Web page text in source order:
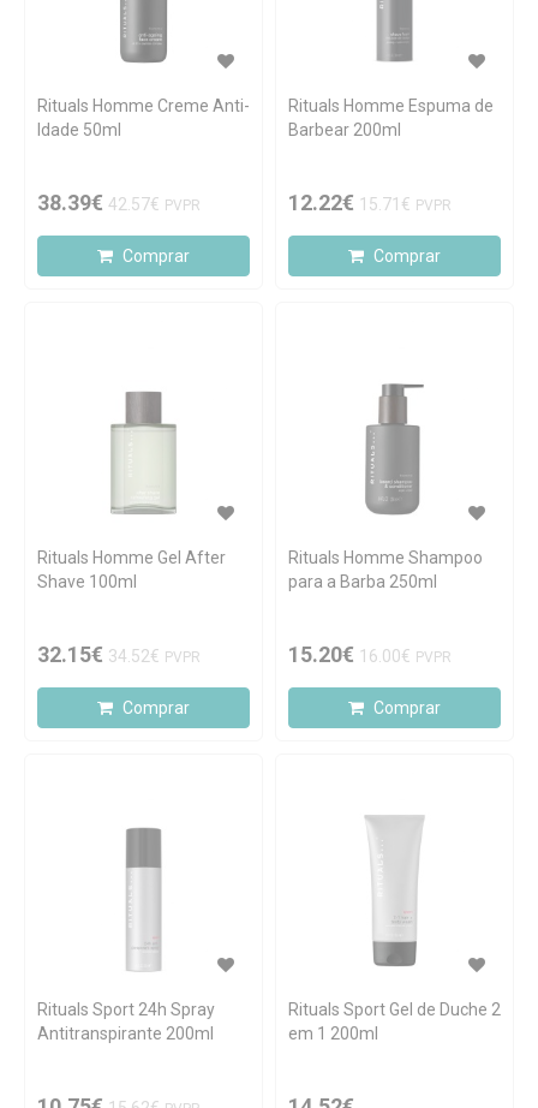
Rituals Homme Creme Anti-
Idade 50ml
38.39€ 42.57€ PVPR
Comprar
Rituals Homme Espuma de
Barbear 200ml
12.22€ 15.71€ PVPR
Comprar
Rituals Homme Gel After
Shave 100ml
32.15€ 34.52€ PVPR
Comprar
Rituals Homme Shampoo
para a Barba 250ml
15.20€ 16.00€ PVPR
Comprar
Rituals Sport 24h Spray
Antitranspirante 200ml
Rituals Sport Gel de Duche 2
em 1 200ml